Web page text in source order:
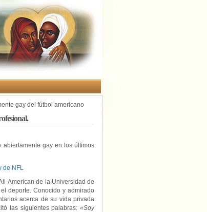
gay del fútbol americano
gay en los últimos
de NFL
American de la Universidad de
deporte. Conocido y admirado
acerca de su vida privada
las siguientes palabras: «Soy